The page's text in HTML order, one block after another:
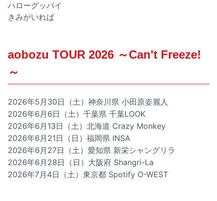
ハローグッバイ
きみがいれば
aobozu TOUR 2026 ～Can't Freeze!
～
2026年5月30日（土）神奈川県 小田原姿麗人
2026年6月6日（土）千葉県 千葉LOOK
2026年6月13日（土）北海道 Crazy Monkey
2026年6月21日（日）福岡県 INSA
2026年6月27日（土）愛知県 新栄シャングリラ
2026年6月28日（日）大阪府 Shangri-La
2026年7月4日（土）東京都 Spotify O-WEST